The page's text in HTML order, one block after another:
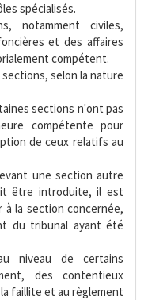
spécialisés.
notamment civiles,
et des affaires
compétent.
selon la nature
sections n'ont pas
compétente pour
de ceux relatifs au
une section autre
être introduite, il est
à la section concernée,
du tribunal ayant été
niveau de certains
des contentieux
faillite et au règlement